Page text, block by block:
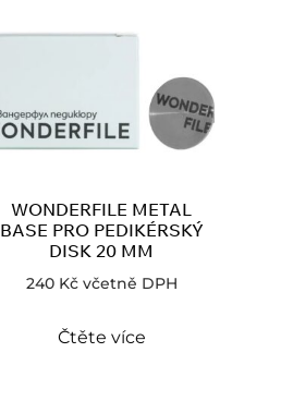
WONDERFILE METAL
BASE PRO PEDIKÉRSKÝ
DISK 20 MM
240 Kč včetně DPH
Čtěte více